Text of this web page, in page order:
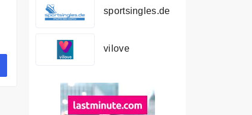
sportsingles.de
vilove